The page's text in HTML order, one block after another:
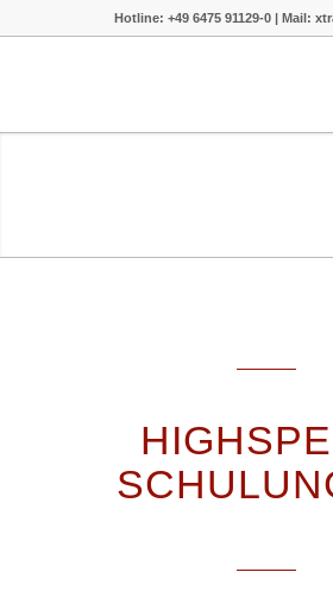
Hotline: +49 6475 91129-0 | Mail: